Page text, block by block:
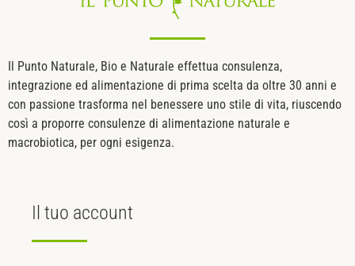
Il Punto Naturale, Bio e Naturale effettua consulenza,
integrazione ed alimentazione di prima scelta da oltre 30 anni e
con passione trasforma nel benessere uno stile di vita, riuscendo
così a proporre consulenze di alimentazione naturale e
macrobiotica, per ogni esigenza.
Il tuo account